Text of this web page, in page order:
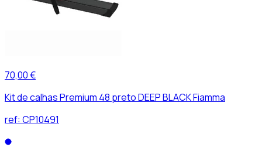
70,00 €
Kit de calhas Premium 48 preto DEEP BLACK Fiamma
ref: CP10491